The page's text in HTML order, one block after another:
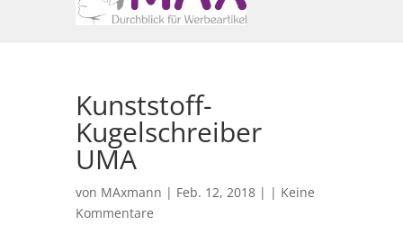
Kunststoff-
Kugelschreiber
UMA
von MAxmann | Feb. 12, 2018 | | Keine
Kommentare